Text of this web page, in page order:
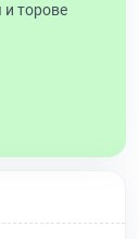
и торове